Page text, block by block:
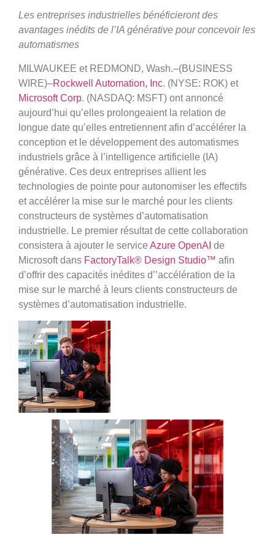
Les entreprises industrielles bénéficieront des
avantages inédits de l’IA générative pour concevoir les
automatismes
MILWAUKEE et REDMOND, Wash.–(BUSINESS
WIRE)–Rockwell Automation, Inc. (NYSE: ROK) et
Microsoft Corp. (NASDAQ: MSFT) ont annoncé
aujourd’hui qu’elles prolongeaient la relation de
longue date qu’elles entretiennent afin d’accélérer la
conception et le développement des automatismes
industriels grâce à l’intelligence artificielle (IA)
générative. Ces deux entreprises allient les
technologies de pointe pour autonomiser les effectifs
et accélérer la mise sur le marché pour les clients
constructeurs de systèmes d’automatisation
industrielle. Le premier résultat de cette collaboration
consistera à ajouter le service Azure OpenAI de
Microsoft dans FactoryTalk® Design Studio™ afin
d’offrir des capacités inédites d’’accélération de la
mise sur le marché à leurs clients constructeurs de
systèmes d’automatisation industrielle.